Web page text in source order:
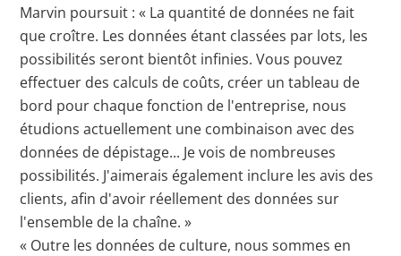
Marvin poursuit : « La quantité de données ne fait
que croître. Les données étant classées par lots, les
possibilités seront bientôt infinies. Vous pouvez
effectuer des calculs de coûts, créer un tableau de
bord pour chaque fonction de l'entreprise, nous
étudions actuellement une combinaison avec des
données de dépistage... Je vois de nombreuses
possibilités. J'aimerais également inclure les avis des
clients, afin d'avoir réellement des données sur
l'ensemble de la chaîne. »
« Outre les données de culture, nous sommes en